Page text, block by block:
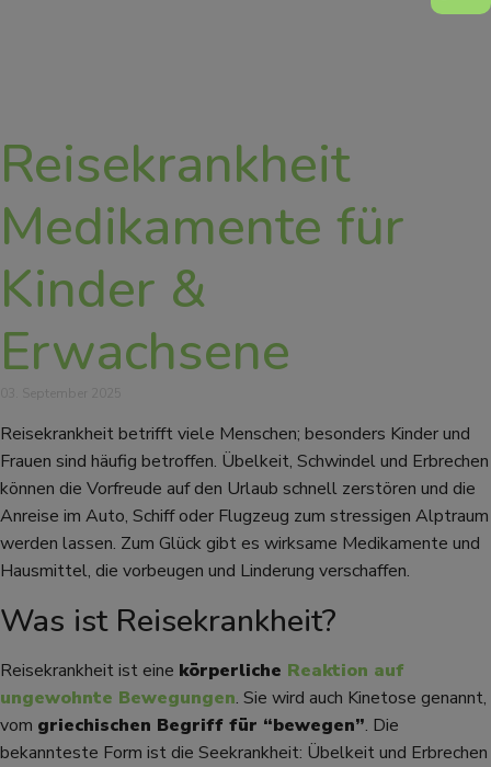
Reisekrankheit
Medikamente für
Kinder &
Erwachsene
Reisekrankheit betrifft viele Menschen; besonders Kinder und
Frauen sind häufig betroffen. Übelkeit, Schwindel und Erbrechen
können die Vorfreude auf den Urlaub schnell zerstören und die
Anreise im Auto, Schiff oder Flugzeug zum stressigen Alptraum
werden lassen. Zum Glück gibt es wirksame Medikamente und
Hausmittel, die vorbeugen und Linderung verschaffen.
Was ist Reisekrankheit?
Reisekrankheit ist eine körperliche Reaktion auf
ungewohnte Bewegungen. Sie wird auch Kinetose genannt,
vom griechischen Begriff für “bewegen”. Die
bekannteste Form ist die Seekrankheit: Übelkeit und Erbrechen